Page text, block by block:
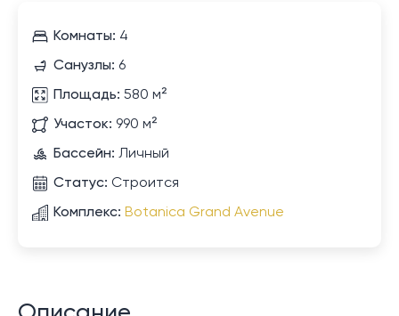
Комнаты: 4
Санузлы: 6
Площадь: 580 м²
Участок: 990 м²
Бассейн: Личный
Статус: Строится
Комплекс: Botanica Grand Avenue